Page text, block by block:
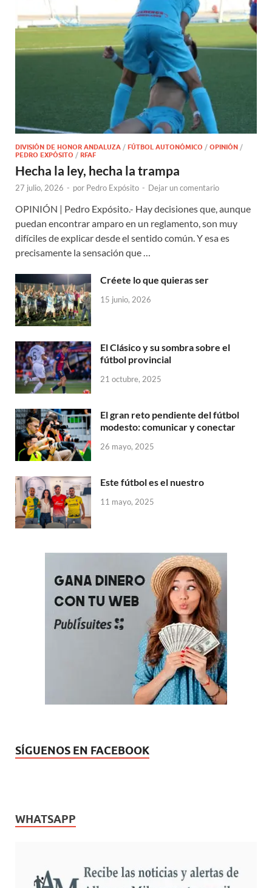
DIVISIÓN DE HONOR ANDALUZA / FÚTBOL AUTONÓMICO / OPINIÓN /
PEDRO EXPÓSITO / RFAF
Hecha la ley, hecha la trampa
27 julio, 2026 - por Pedro Expósito - Dejar un comentario
OPINIÓN | Pedro Expósito.- Hay decisiones que, aunque
puedan encontrar amparo en un reglamento, son muy
difíciles de explicar desde el sentido común. Y esa es
precisamente la sensación que …
Créete lo que quieras ser
15 junio, 2026
El Clásico y su sombra sobre el
fútbol provincial
21 octubre, 2025
El gran reto pendiente del fútbol
modesto: comunicar y conectar
26 mayo, 2025
Este fútbol es el nuestro
11 mayo, 2025
SÍGUENOS EN FACEBOOK
WHATSAPP